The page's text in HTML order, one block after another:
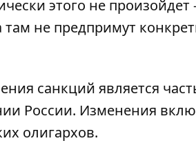
этого не
не предпримут
санкций является
России. Изменения
олигархов.